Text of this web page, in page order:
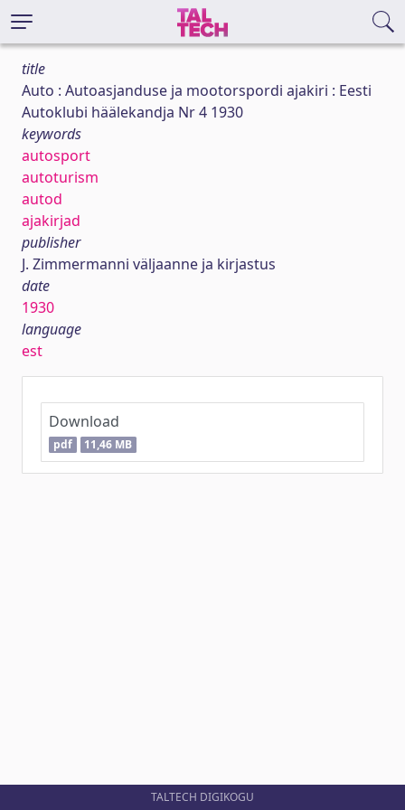
title
Auto : Autoasjanduse ja mootorspordi ajakiri : Eesti
Autoklubi häälekandja Nr 4 1930
keywords
autosport
autoturism
autod
ajakirjad
publisher
J. Zimmermanni väljaanne ja kirjastus
date
1930
language
est
Download
pdf 11,46 MB
TALTECH DIGIKOGU